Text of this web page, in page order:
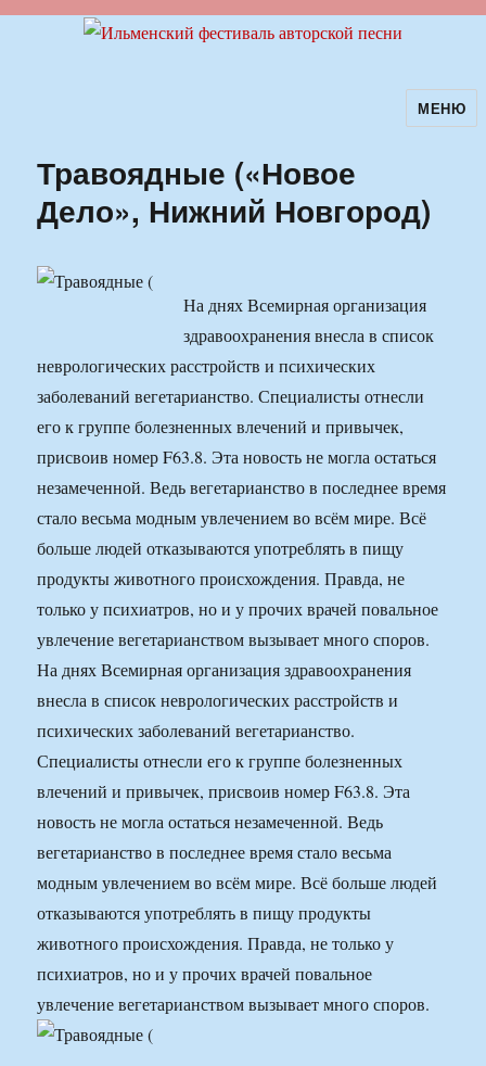
Ильменский фестиваль авторскойМЕНЮ
Травоядные («Новое
Дело», Нижний Новгород)
На днях Всемирная организация
здравоохранения внесла в список
неврологических расстройств и психических
заболеваний вегетарианство. Специалисты отнесли
его к группе болезненных влечений и привычек,
присвоив номер F63.8. Эта новость не могла остаться
незамеченной. Ведь вегетарианство в последнее время
стало весьма модным увлечением во всём мире. Всё
больше людей отказываются употреблять в пищу
продукты животного происхождения. Правда, не
только у психиатров, но и у прочих врачей повальное
увлечение вегетарианством вызывает много споров.
На днях Всемирная организация здравоохранения
внесла в список неврологических расстройств и
психических заболеваний вегетарианство.
Специалисты отнесли его к группе болезненных
влечений и привычек, присвоив номер F63.8. Эта
новость не могла остаться незамеченной. Ведь
вегетарианство в последнее время стало весьма
модным увлечением во всём мире. Всё больше людей
отказываются употреблять в пищу продукты
животного происхождения. Правда, не только у
психиатров, но и у прочих врачей повальное
увлечение вегетарианством вызывает много споров.